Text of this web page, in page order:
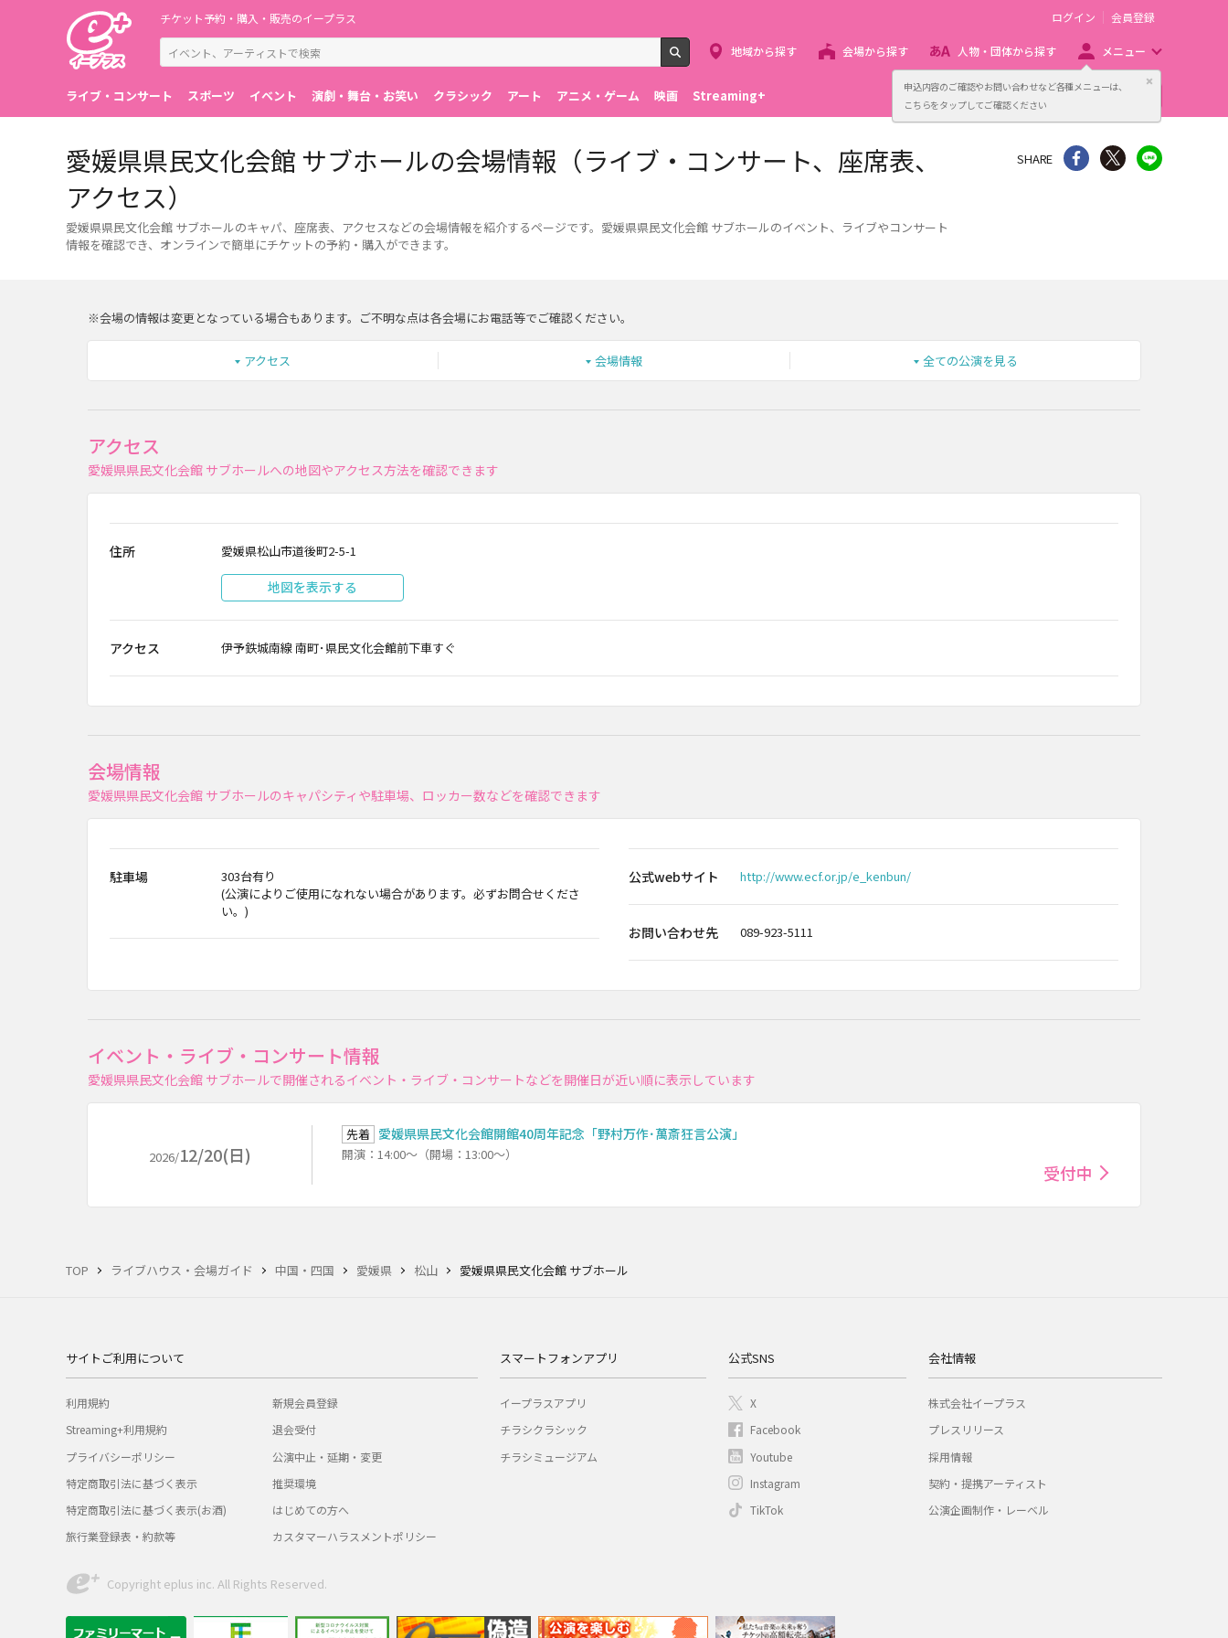
申込内容のご確認やお問い合わせなど各種メニューは、
こちらをタップしてご確認ください
閉じる
チケット予約・購入・販売のイープラス
検索
ログイン 会員登録
地域から探す 会場から探す 人物・団体から探す メニュー
ライブ・コンサート スポーツ イベント 演劇・舞台・お笑い クラシック アート アニメ・ゲーム 映画 Streaming+ 主催者向け販売サービス
TOP ライブハウス・会場ガイド 中国・四国 愛媛県 松山 愛媛県県民文化会館 サブホール
愛媛県県民文化会館 サブホールの会場情報（ライブ・コンサート、座席表、
アクセス）
愛媛県県民文化会館 サブホールのキャパ、座席表、アクセスなどの会場情報を紹介するページです。愛媛県県民文化会館 サブホールのイベント、ライブやコンサート
情報を確認でき、オンラインで簡単にチケットの予約・購入ができます。
SHARE シェア Twitter
※会場の情報は変更となっている場合もあります。ご不明な点は各会場にお電話等でご確認ください。
アクセス 会場情報 全ての公演を見る
アクセス
愛媛県県民文化会館 サブホールへの地図やアクセス方法を確認できます
住所 愛媛県松山市道後町2-5-1
地図を表示する
アクセス 伊予鉄城南線 南町･県民文化会館前下車すぐ
会場情報
愛媛県県民文化会館 サブホールのキャパシティや駐車場、ロッカー数などを確認できます
駐車場
303台有り
(公演によりご使用になれない場合があります。必ずお問合せくださ
い。)
公式webサイト http://www.ecf.or.jp/e_kenbun/
お問い合わせ先 089-923-5111
イベント・ライブ・コンサート情報
愛媛県県民文化会館 サブホールで開催されるイベント・ライブ・コンサートなどを開催日が近い順に表示しています
2026/12/20(日)
先着 愛媛県県民文化会館開館40周年記念「野村万作･萬斎狂言公演」
開演：14:00～（開場：13:00～）
受付中
サイトご利用について
利用規約
Streaming+利用規約
プライバシーポリシー
特定商取引法に基づく表示
特定商取引法に基づく表示(お酒)
旅行業登録表・約款等
新規会員登録
退会受付
公演中止・延期・変更
推奨環境
はじめての方へ
カスタマーハラスメントポリシー
スマートフォンアプリ
イープラスアプリ
チラシクラシック
チラシミュージアム
公式SNS
X
Facebook
Youtube
Instagram
TikTok
会社情報
株式会社イープラス
プレスリリース
採用情報
契約・提携アーティスト
公演企画制作・レーベル
Copyright eplus inc. All Rights Reserved.